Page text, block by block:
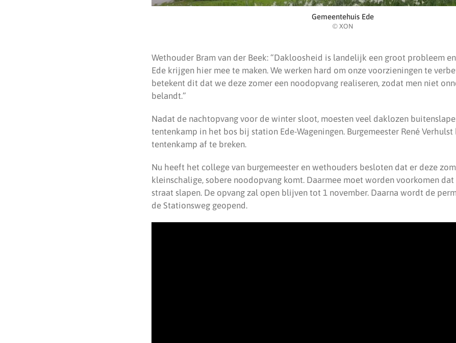
Gemeentehuis Ede
© XON
Wethouder Bram van der Beek: “Dakloosheid is landelijk een groot probleem
Ede krijgen hier mee te maken. We werken hard om onze voorzieningen te
betekent dit dat we deze zomer een noodopvang realiseren, zodat men niet
belandt.”
Nadat de nachtopvang voor de winter sloot, moesten veel daklozen
tentenkamp in het bos bij station Ede-Wageningen. Burgemeester René
tentenkamp af te breken.
Nu heeft het college van burgemeester en wethouders besloten dat er deze
kleinschalige, sobere noodopvang komt. Daarmee moet worden voorkomen
straat slapen. De opvang zal open blijven tot 1 november. Daarna wordt de
de Stationsweg geopend.